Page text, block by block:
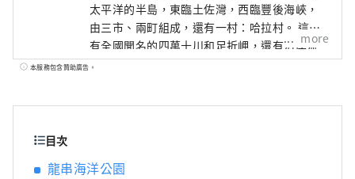
太平洋的半島，東臨土佐灣，西臨豐後海峽，
由三市、兩町組成，還有一村：哈拉村。 這裡
有全國聞名的四萬十川和足折岬，還有沿岸流
淌的黑潮流的恩惠，還有擁有全國最大森林面
more
本服務包含贊助廣告。
目次
龍串海洋公園